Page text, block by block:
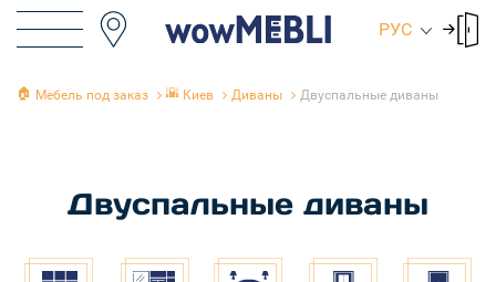
РУС
🏠 Мебель под заказ 🌇 Киев Диваны Двуспальные диваны
Двуспальные диваны